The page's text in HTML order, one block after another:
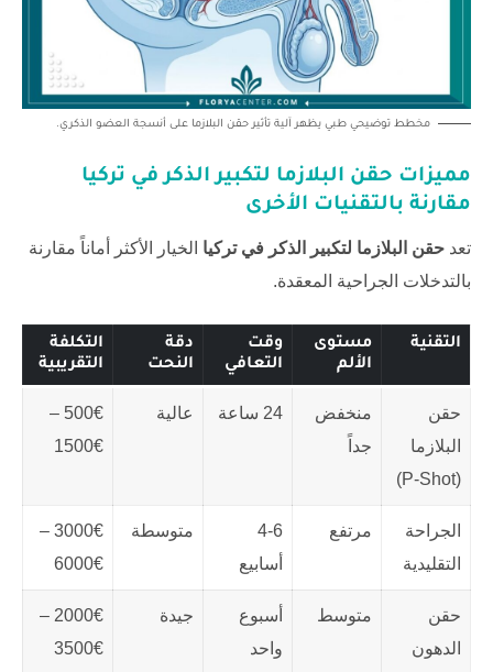
مخطط توضيحي طبي يظهر آلية تأثير حقن البلازما على أنسجة العضو الذكري.
مميزات حقن البلازما لتكبير الذكر في تركيا
مقارنة بالتقنيات الأخرى
تعد حقن البلازما لتكبير الذكر في تركيا الخيار الأكثر أماناً مقارنة
بالتدخلات الجراحية المعقدة.
التقنية
مستوى
الألم
وقت
التعافي
دقة
النحت
التكلفة
التقريبية
حقن
البلازما
(P-Shot)
منخفض
جداً
24 ساعة عالية
500€ –
1500€
الجراحة
التقليدية
مرتفع
4-6
أسابيع
متوسطة
3000€ –
6000€
حقن
الدهون
متوسط
أسبوع
واحد
جيدة
2000€ –
3500€